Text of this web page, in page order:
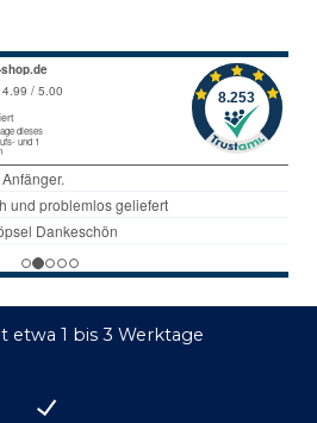
etwa 1 bis 3 Werktage